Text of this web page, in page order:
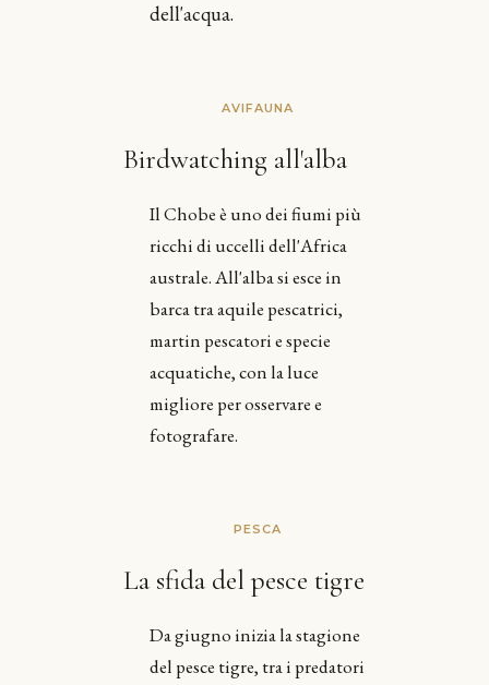
dell'acqua.
AVIFAUNA
Birdwatching all'alba
Il Chobe è uno dei fiumi più
ricchi di uccelli dell'Africa
australe. All'alba si esce in
barca tra aquile pescatrici,
martin pescatori e specie
acquatiche, con la luce
migliore per osservare e
fotografare.
PESCA
La sfida del pesce tigre
Da giugno inizia la stagione
del pesce tigre, tra i predatori